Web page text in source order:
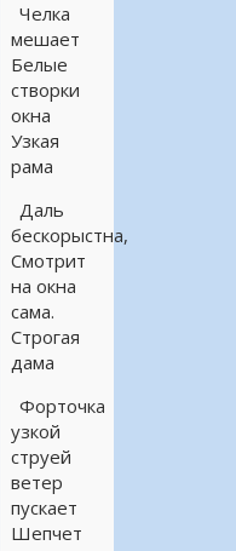
Челка
мешает
Белые
створки
окна
Узкая
рама
Даль
бескорыстна,
Смотрит
на окна
сама.
Строгая
дама
Форточка
узкой
струей
ветер
пускает
Шепчет